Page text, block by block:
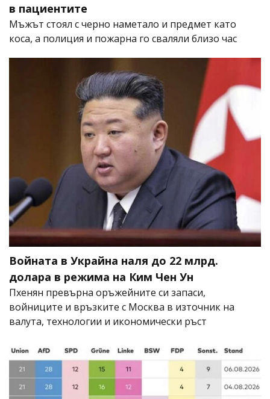
в пациентите
Мъжът стоял с черно наметало и предмет като
коса, а полиция и пожарна го сваляли близо час
Войната в Украйна наля до 22 млрд.
долара в режима на Ким Чен Ун
Пхенян превърна оръжейните си запаси,
войниците и връзките с Москва в източник на
валута, технологии и икономически ръст